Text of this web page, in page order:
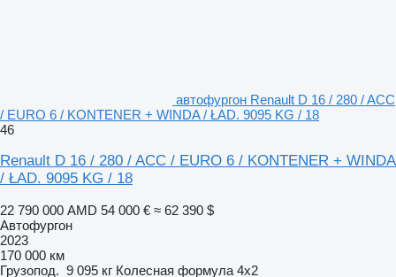
автофургон Renault D 16 / 280 / ACC
/ EURO 6 / KONTENER + WINDA / ŁAD. 9095 KG / 18
46
Renault D 16 / 280 / ACC / EURO 6 / KONTENER + WINDA
/ ŁAD. 9095 KG / 18
22 790 000 AMD 54 000 € ≈ 62 390 $
Автофургон
2023
170 000 км
Грузопод. 9 095 кг Колесная формула 4x2